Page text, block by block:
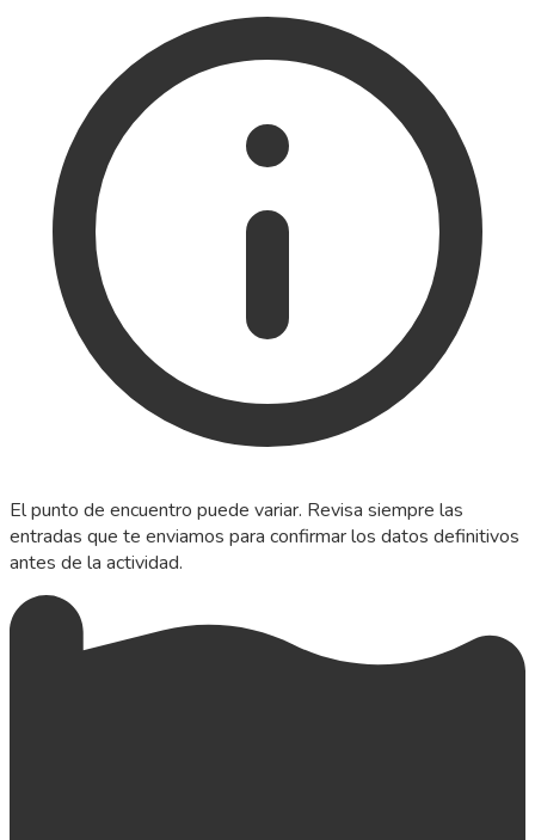
El punto de encuentro puede variar. Revisa siempre las
entradas que te enviamos para confirmar los datos definitivos
antes de la actividad.